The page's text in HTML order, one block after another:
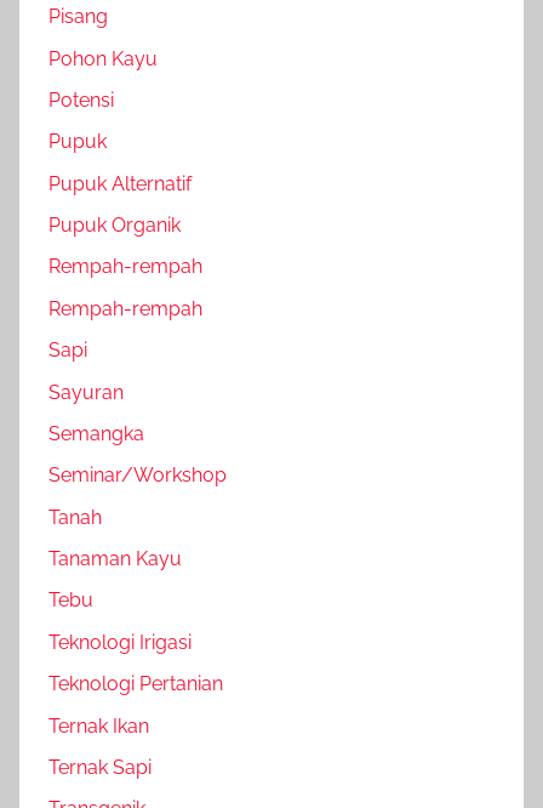
Pisang
Pohon Kayu
Potensi
Pupuk
Pupuk Alternatif
Pupuk Organik
Rempah-rempah
Rempah-rempah
Sapi
Sayuran
Semangka
Seminar/Workshop
Tanah
Tanaman Kayu
Tebu
Teknologi Irigasi
Teknologi Pertanian
Ternak Ikan
Ternak Sapi